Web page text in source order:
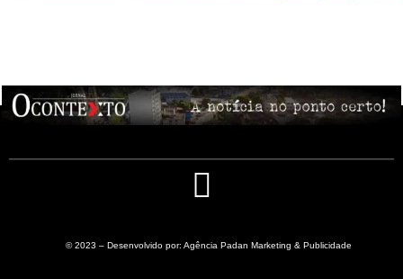
© 2023 – Desenvolvido por: Agência Padan Marketing & Publicidade